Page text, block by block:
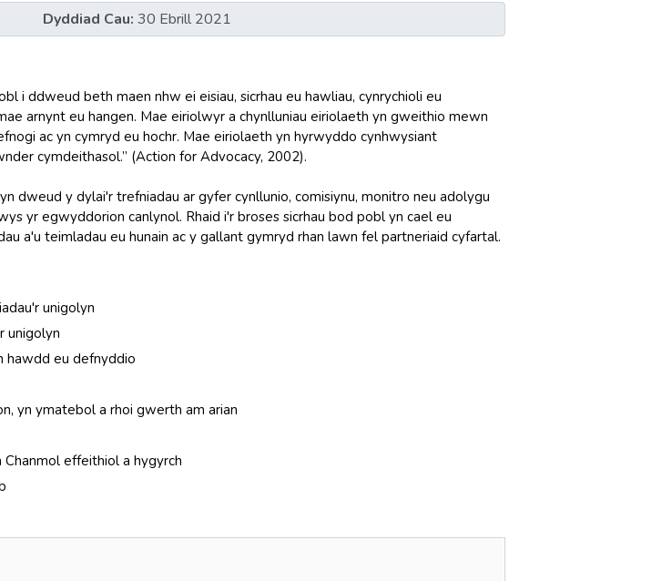
Dyddiad Cau: 30 Ebrill 2021
i ddweud beth maen nhw ei eisiau, sicrhau eu hawliau, cynrychioli eu
arnynt eu hangen. Mae eiriolwyr a chynlluniau eiriolaeth yn gweithio mewn
ac yn cymryd eu hochr. Mae eiriolaeth yn hyrwyddo cynhwysiant
cymdeithasol.” (Action for Advocacy, 2002).
dweud y dylai'r trefniadau ar gyfer cynllunio, comisiynu, monitro neu adolygu
yr egwyddorion canlynol. Rhaid i'r broses sicrhau bod pobl yn cael eu
a'u teimladau eu hunain ac y gallant gymryd rhan lawn fel partneriaid cyfartal.
unigolyn
unigolyn
hawdd eu defnyddio
yn ymatebol a rhoi gwerth am arian
effeithiol a hygyrch